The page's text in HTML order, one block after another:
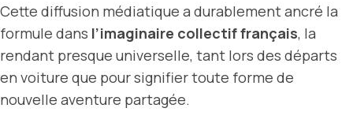
Cette diffusion médiatique a durablement ancré la
formule dans l’imaginaire collectif français, la
rendant presque universelle, tant lors des départs
en voiture que pour signifier toute forme de
nouvelle aventure partagée.